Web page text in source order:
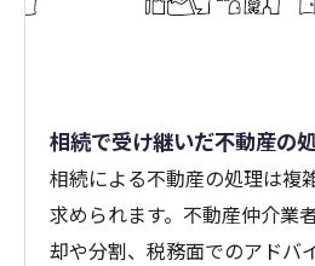
相続で受け継いだ不動産の
相続による不動産の処理は複
求められます。不動産仲介業
却や分割、税務面でのアドバ